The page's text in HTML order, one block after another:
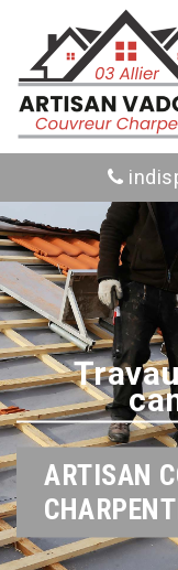
ARTISAN